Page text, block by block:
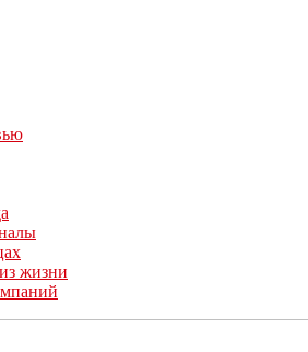
жизни